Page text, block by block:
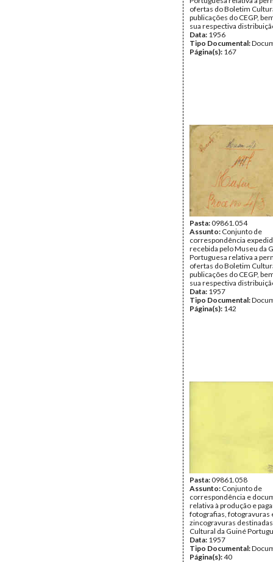
ofertas do Boletim
publicações do CEGP,
sua respectiva
Data: 1956
Tipo Documental:
Página(s): 167
Pasta:09861.054
Assunto: Conjunto de
correspondência
recebida pelo Museu da
Portuguesa relativa a
ofertas do Boletim
publicações do CEGP,
sua respectiva
Data: 1957
Tipo Documental:
Página(s): 142
Pasta:09861.058
Assunto: Conjunto de
correspondência e
relativa à produção e
fotografias, fotogravuras
zincogravuras
Cultural da Guiné
Data: 1957
Tipo Documental:
Página(s):40